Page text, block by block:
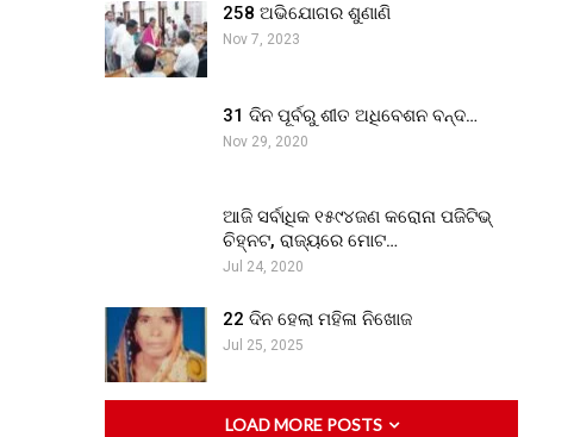
258 ଅଭିଯୋଗର ଶୁଣାଣି
Nov 7, 2023
31 ଦିନ ପୂର୍ବରୁ ଶୀତ ଅଧିବେଶନ ବନ୍ଦ…
Nov 29, 2020
ଆଜି ସର୍ବାଧିକ ୧୫୯୪ଜଣ କରୋନା ପଜିଟିଭ୍
ଚିହ୍ନଟ, ରାଜ୍ୟରେ ମୋଟ…
Jul 24, 2020
22 ଦିନ ହେଲା ମହିଳା ନିଖୋଜ
Jul 25, 2025
LOAD MORE POSTS